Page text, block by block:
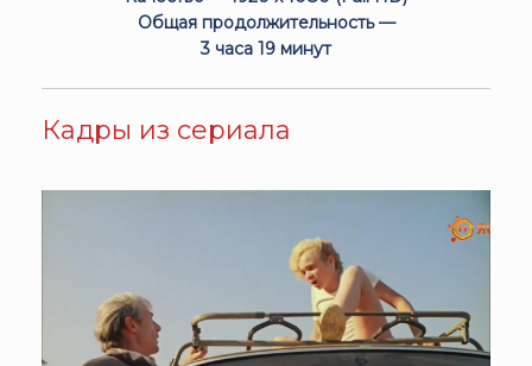
Общая продолжительность —
3 часа 19 минут
Кадры из сериала